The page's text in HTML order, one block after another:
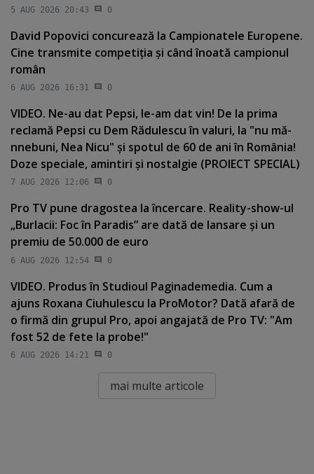
5 AUG 2026 20:43 0
David Popovici concurează la Campionatele Europene.
Cine transmite competiţia şi când înoată campionul
român
6 AUG 2026 16:31 0
VIDEO. Ne-au dat Pepsi, le-am dat vin! De la prima
reclamă Pepsi cu Dem Rădulescu în valuri, la "nu mă-
nnebuni, Nea Nicu" şi spotul de 60 de ani în România!
Doze speciale, amintiri şi nostalgie (PROIECT SPECIAL)
7 AUG 2026 12:06 0
Pro TV pune dragostea la încercare. Reality-show-ul
„Burlacii: Foc în Paradis” are dată de lansare şi un
premiu de 50.000 de euro
6 AUG 2026 12:54 0
VIDEO. Produs în Studioul Paginademedia. Cum a
ajuns Roxana Ciuhulescu la ProMotor? Dată afară de
o firmă din grupul Pro, apoi angajată de Pro TV: "Am
fost 52 de fete la probe!"
6 AUG 2026 14:21 0
mai multe articole